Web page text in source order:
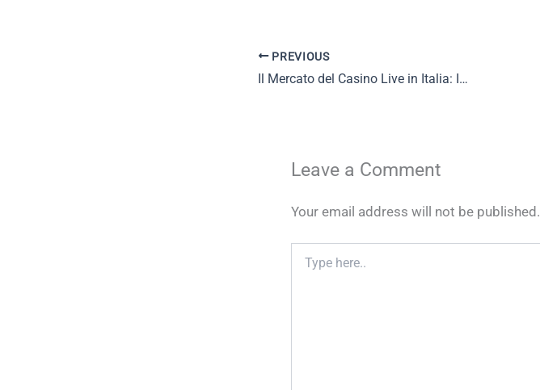
PREVIOUS
Il Mercato del Casino Live in Italia: Innovazioni, Regolamentazioni e Prospettive Future
Leave a Comment
Your email address will not be published.
here..